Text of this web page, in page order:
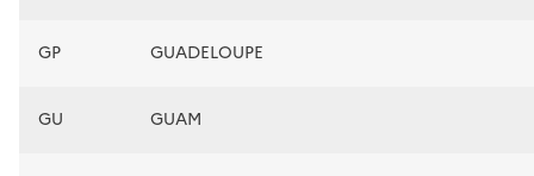
GP GUADELOUPE
GU GUAM